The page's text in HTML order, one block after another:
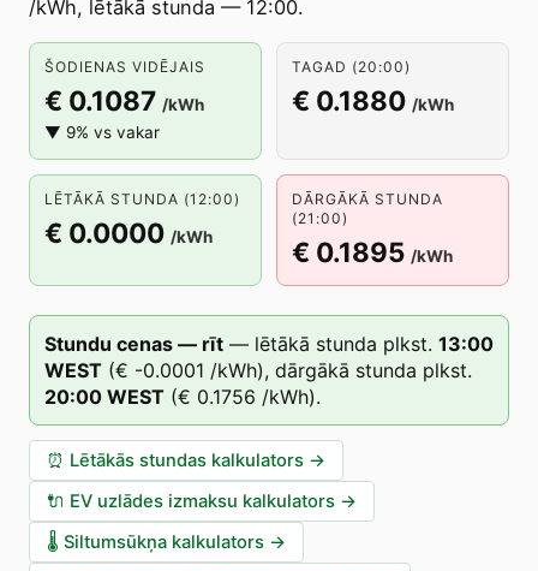
/kWh, lētākā stunda — 12:00.
ŠODIENAS VIDĒJAIS
€ 0.1087 /kWh
▼ 9% vs vakar
TAGAD (20:00)
€ 0.1880 /kWh
LĒTĀKĀ STUNDA (12:00)
€ 0.0000 /kWh
DĀRGĀKĀ STUNDA
(21:00)
€ 0.1895 /kWh
Stundu cenas — rīt — lētākā stunda plkst. 13:00
WEST (€ -0.0001 /kWh), dārgākā stunda plkst.
20:00 WEST (€ 0.1756 /kWh).
⏰ Lētākās stundas kalkulators →
🔌 EV uzlādes izmaksu kalkulators →
🌡️ Siltumsūkņa kalkulators →